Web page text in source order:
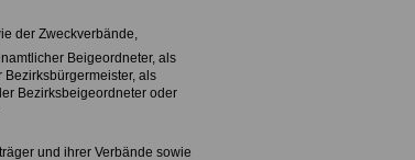
der Zweckverbände,
Beigeordneter, als
als
Bezirksbeigeordneter oder
und ihrer Verbände sowie